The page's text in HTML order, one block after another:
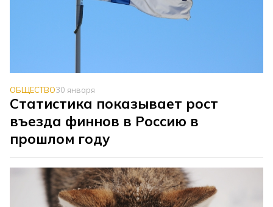
ОБЩЕСТВО30 января
Статистика показывает рост
въезда финнов в Россию в
прошлом году